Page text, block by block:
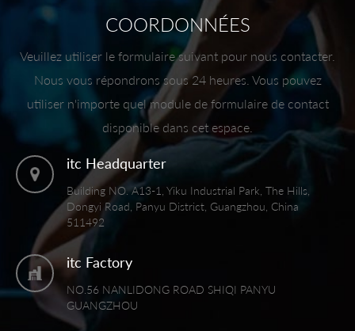
COORDONNÉES
Veuillez utiliser le formulaire suivant pour nous contacter.
Nous vous répondrons sous 24 heures. Vous pouvez
utiliser n'importe quel module de formulaire de contact
disponible dans cet espace.
itc Headquarter
Building NO. A13-1, Yiku Industrial Park, The Hills,
Dongyi Road, Panyu District, Guangzhou, China
511492
itc Factory
NO.56 NANLIDONG ROAD SHIQI PANYU
GUANGZHOU